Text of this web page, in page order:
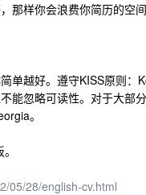
那样你会浪费你简历的空
单越好。遵守KISS原则
能忽略可读性。对于大部
。
05/28/english-cv.html